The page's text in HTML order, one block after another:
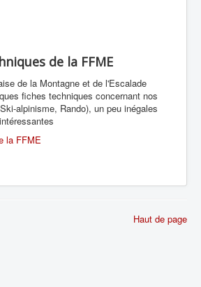
de la FFME
de la Montagne et de l'Escalade
fiches techniques concernant nos
alpinisme, Rando), un peu inégales
la FFME
Haut de page